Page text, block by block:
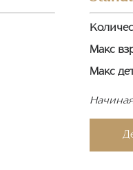
Макс
Макс